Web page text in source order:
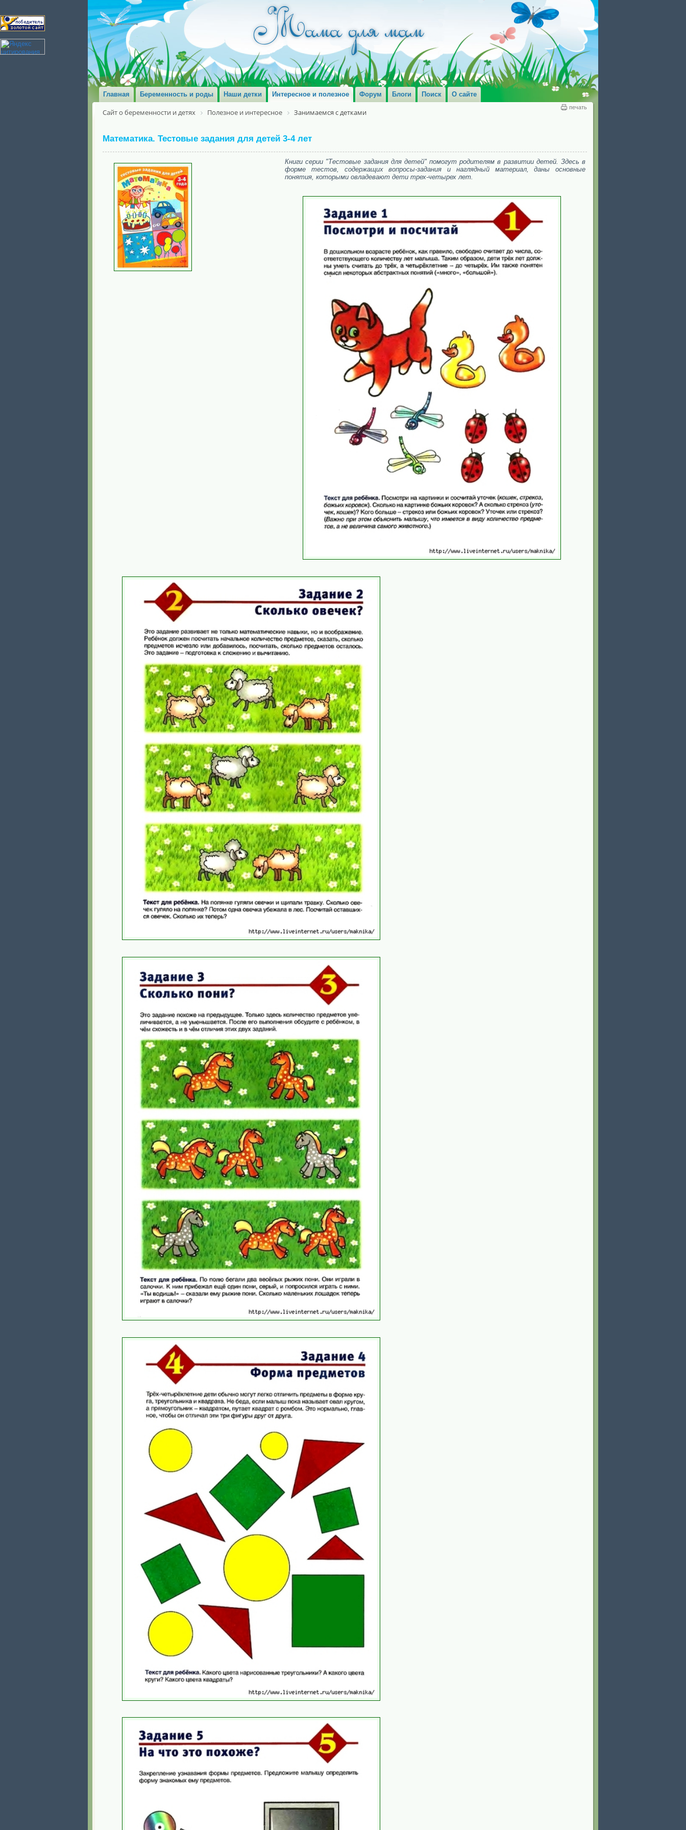
Главная Беременность и роды Наши детки Интересное и полезное Форум Блоги Поиск О сайте
печать
Сайт о беременности и детях Полезное и интересное Занимаемся с детками
Математика. Тестовые задания для детей 3-4 лет
Книги серии "Тестовые задания для детей" помогут родителям в развитии детей. Здесь в
форме тестов, содержащих вопросы-задания и наглядный материал, даны основные
понятия, которыми овладевают дети трех-четырех лет.